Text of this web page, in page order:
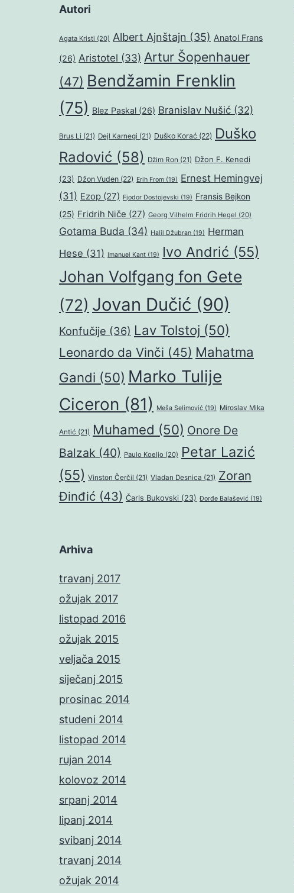
Autori
Agata Kristi (20) Albert Ajnštajn (35) Anatol Frans
(26) Aristotel (33) Artur Šopenhauer
(47) Bendžamin Frenklin
(75) Blez Paskal (26) Branislav Nušić (32)
Brus Li (21) Dejl Karnegi (21) Duško Korać (22) Duško
Radović (58) Džim Ron (21) Džon F. Kenedi
(23) Džon Vuden (22) Erih From (19) Ernest Hemingvej
(31) Ezop (27) Fjodor Dostojevski (19) Fransis Bejkon
(25) Fridrih Niče (27) Georg Vilhelm Fridrih Hegel (20)
Gotama Buda (34) Halil Džubran (19) Herman
Hese (31) Imanuel Kant (19) Ivo Andrić (55)
Johan Volfgang fon Gete
(72) Jovan Dučić (90)
Konfučije (36) Lav Tolstoj (50)
Leonardo da Vinči (45) Mahatma
Gandi (50) Marko Tulije
Ciceron (81) Meša Selimović (19) Miroslav Mika
Antić (21) Muhamed (50) Onore De
Balzak (40) Paulo Koeljo (20) Petar Lazić
(55) Vinston Čerčil (21) Vladan Desnica (21) Zoran
Đinđić (43) Čarls Bukovski (23) Đorđe Balašević (19)
Arhiva
travanj 2017
ožujak 2017
listopad 2016
ožujak 2015
veljača 2015
siječanj 2015
prosinac 2014
studeni 2014
listopad 2014
rujan 2014
kolovoz 2014
srpanj 2014
lipanj 2014
svibanj 2014
travanj 2014
ožujak 2014